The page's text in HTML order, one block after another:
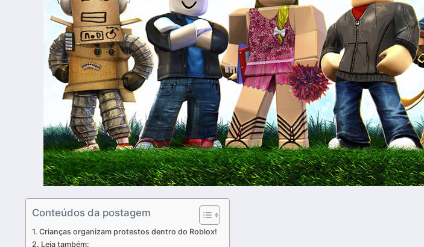
Conteúdos da postagem
Crianças organizam protestos dentro do Roblox!
Leia também: